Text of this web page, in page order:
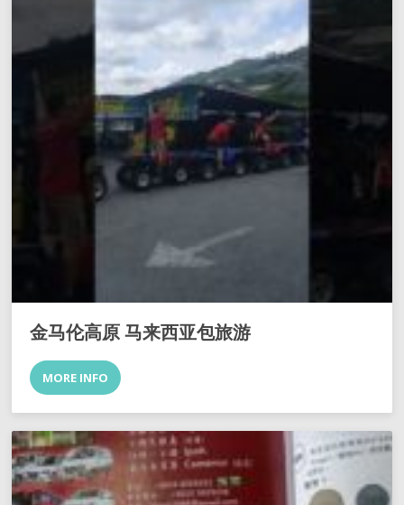
金马伦高原 马来西亚包旅游
MORE INFO